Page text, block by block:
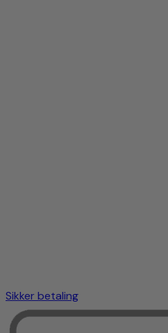
Sikker betaling